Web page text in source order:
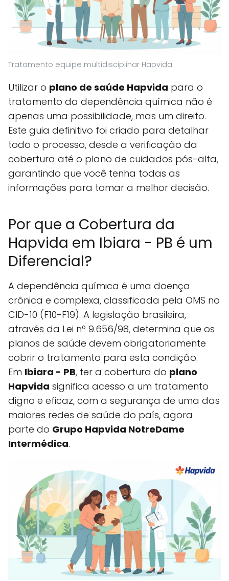
Tratamento equipe multidisciplinar Hapvida
Utilizar o plano de saúde Hapvida para o
tratamento da dependência química não é
apenas uma possibilidade, mas um direito.
Este guia definitivo foi criado para detalhar
todo o processo, desde a verificação da
cobertura até o plano de cuidados pós-alta,
garantindo que você tenha todas as
informações para tomar a melhor decisão.
Por que a Cobertura da
Hapvida em Ibiara - PB é um
Diferencial?
A dependência química é uma doença
crônica e complexa, classificada pela OMS no
CID-10 (F10-F19). A legislação brasileira,
através da Lei nº 9.656/98, determina que os
planos de saúde devem obrigatoriamente
cobrir o tratamento para esta condição.
Em Ibiara - PB, ter a cobertura do plano
Hapvida significa acesso a um tratamento
digno e eficaz, com a segurança de uma das
maiores redes de saúde do país, agora
parte do Grupo Hapvida NotreDame
Intermédica.